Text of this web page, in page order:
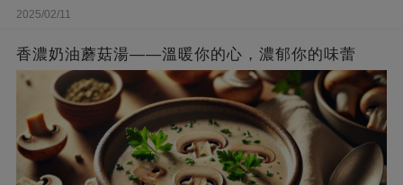
2025/02/11
香濃奶油蘑菇湯——溫暖你的心，濃郁你的味蕾